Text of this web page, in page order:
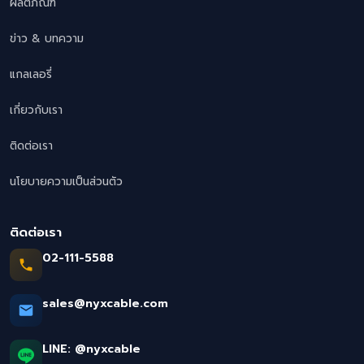
ข่าว & บทความ
แกลเลอรี่
เกี่ยวกับเรา
ติดต่อเรา
นโยบายความเป็นส่วนตัว
ติดต่อเรา
02-111-5588
sales@nyxcable.com
LINE: @nyxcable